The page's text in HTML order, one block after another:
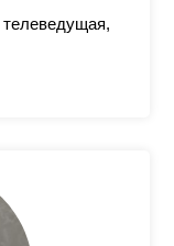
телеведущая,